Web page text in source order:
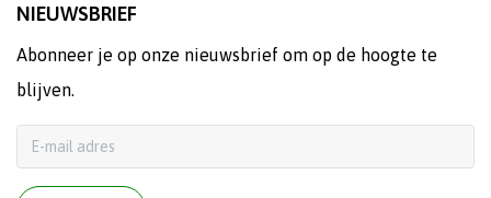
NIEUWSBRIEF
Abonneer je op onze nieuwsbrief om op de hoogte te
blijven.